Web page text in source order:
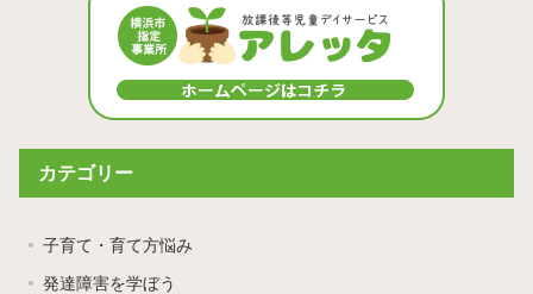
カテゴリー
子育て・育て方悩み
発達障害を学ぼう